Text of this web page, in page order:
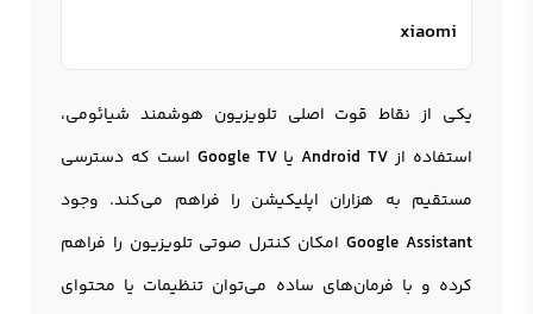
xiaomi
یکی از نقاط قوت اصلیتلویزیون هوشمند شیائومی،
استفاده از Android TVیاGoogle TV است که دسترسی
مستقیم به هزاران اپلیکیشن را فراهم می‌کند. وجود
Google Assistantامکان کنترل صوتی تلویزیون را فراهم
کرده و با فرمان‌های ساده می‌توان تنظیمات یا محتوای